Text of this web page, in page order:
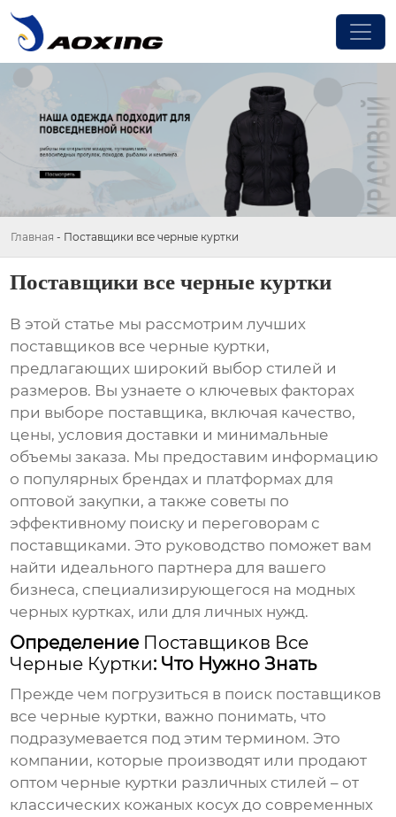
Главная - Поставщики все черные куртки
Поставщики все черные куртки
В этой статье мы рассмотрим лучших
поставщиков все черные куртки,
предлагающих широкий выбор стилей и
размеров. Вы узнаете о ключевых факторах
при выборе поставщика, включая качество,
цены, условия доставки и минимальные
объемы заказа. Мы предоставим информацию
о популярных брендах и платформах для
оптовой закупки, а также советы по
эффективному поиску и переговорам с
поставщиками. Это руководство поможет вам
найти идеального партнера для вашего
бизнеса, специализирующегося на модных
черных куртках, или для личных нужд.
Определение Поставщиков Все
Черные Куртки: Что Нужно Знать
Прежде чем погрузиться в поиск поставщиков
все черные куртки, важно понимать, что
подразумевается под этим термином. Это
компании, которые производят или продают
оптом черные куртки различных стилей – от
классических кожаных косух до современных